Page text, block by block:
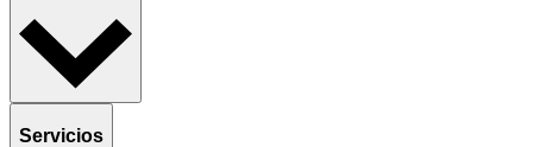
Servicios